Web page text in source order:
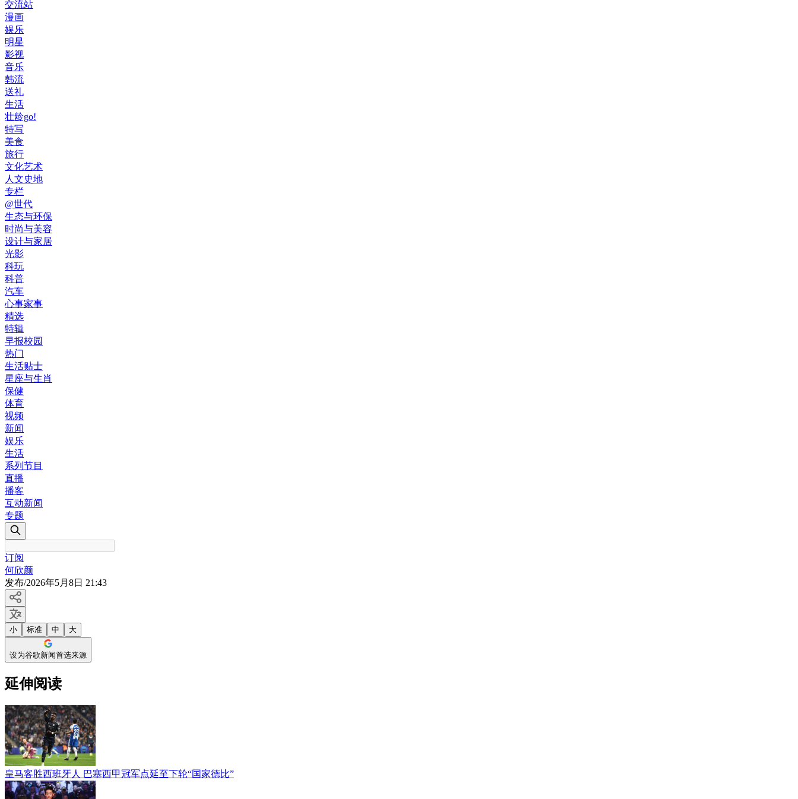
交流站
漫画
娱乐
明星
影视
音乐
韩流
送礼
生活
壮龄go!
特写
美食
旅行
文化艺术
人文史地
专栏
@世代
生态与环保
时尚与美容
设计与家居
光影
科玩
科普
汽车
心事家事
精选
特辑
早报校园
热门
生活贴士
星座与生肖
保健
体育
视频
新闻
娱乐
生活
系列节目
直播
播客
互动新闻
专题
订阅
何欣颜
发布/2026年5月8日 21:43
小 标准 中 大
设为谷歌新闻首选来源
延伸阅读
皇马客胜西班牙人 巴塞西甲冠军点延至下轮“国家德比”